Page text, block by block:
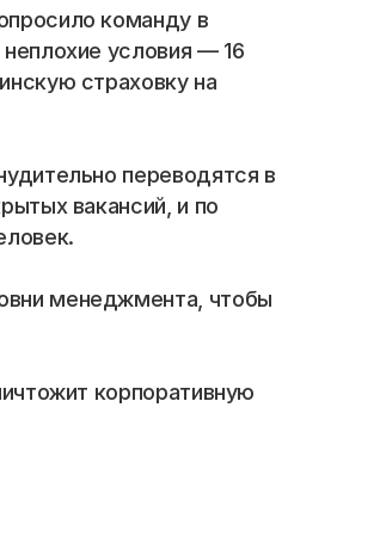
команду в
условия — 16
страховку на
переводятся в
вакансий, и по
менеджмента, чтобы
корпоративную